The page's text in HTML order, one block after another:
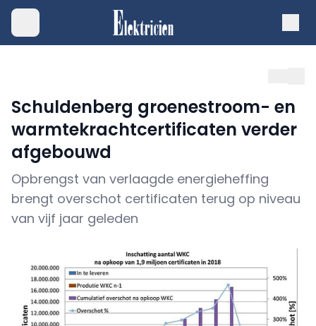
Schuldenberg groenestroom- en
warmtekrachtcertificaten verder
afgebouwd
Opbrengst van verlaagde energieheffing
brengt overschot certificaten terug op niveau
van vijf jaar geleden